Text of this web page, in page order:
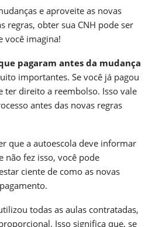
e aproveite as novas
regras, obter sua CNH pode ser
você imagina!
pagaram antes da mudança
importantes. Se você já pagou
ter direito a reembolso. Isso vale
antes das novas regras
que a autoescola deve informar
não fez isso, você pode
ciente de como as novas
todas as aulas contratadas,
Isso significa que, se